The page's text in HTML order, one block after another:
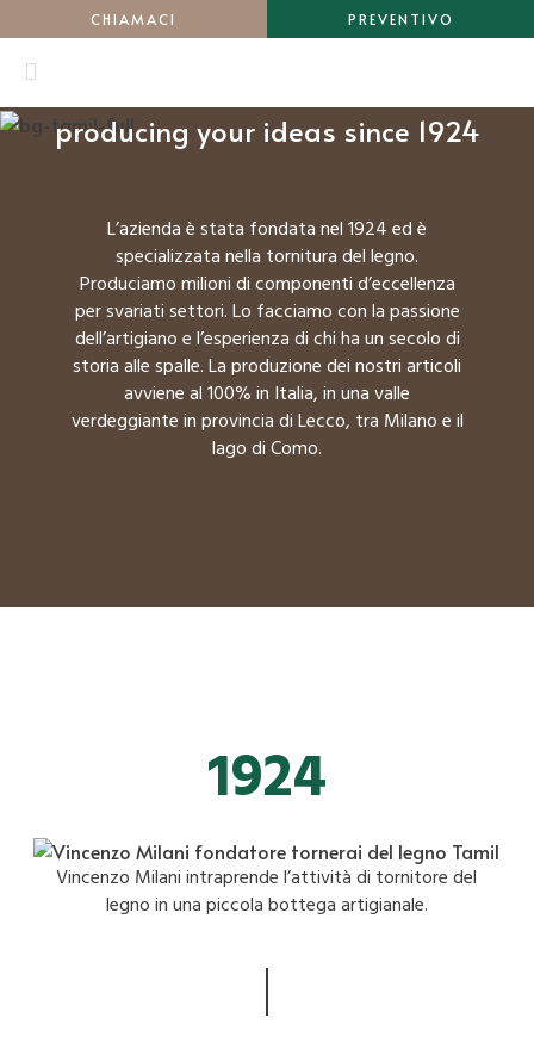
CHIAMACI PREVENTIVO
producing your ideas since 1924
L’azienda è stata fondata nel 1924 ed è
specializzata nella tornitura del legno.
Produciamo milioni di componenti d’eccellenza
per svariati settori. Lo facciamo con la passione
dell’artigiano e l’esperienza di chi ha un secolo di
storia alle spalle. La produzione dei nostri articoli
avviene al 100% in Italia, in una valle
verdeggiante in provincia di Lecco, tra Milano e il
lago di Como.
1924
Vincenzo Milani intraprende l’attività di tornitore del
legno in una piccola bottega artigianale.